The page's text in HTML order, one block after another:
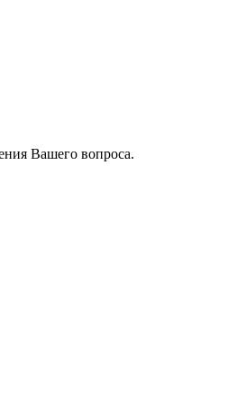
Вашего вопроса.